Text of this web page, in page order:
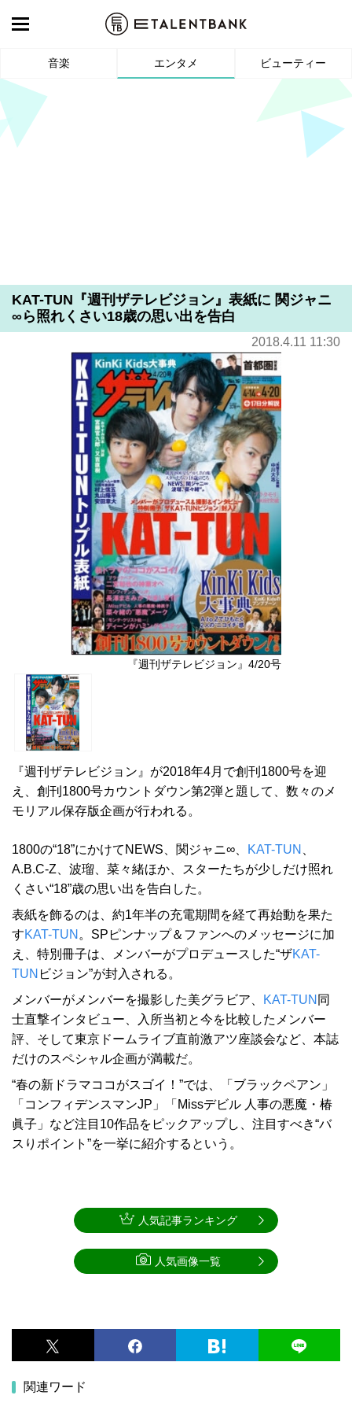
音楽 エンタメ ビューティー
KAT-TUN『週刊ザテレビジョン』表紙に 関ジャニ
∞ら照れくさい18歳の思い出を告白
2018.4.11 11:30
『週刊ザテレビジョン』4/20号
『週刊ザテレビジョン』が2018年4月で創刊1800号を迎
え、創刊1800号カウントダウン第2弾と題して、数々のメ
モリアル保存版企画が行われる。
1800の“18”にかけてNEWS、関ジャニ∞、 KAT-TUN
A.B.C-Z、波瑠、菜々緒ほか、スターたちが少しだけ照れ
くさい“18”歳の思い出を告白した。
表紙を飾るのは、約1年半の充電期間を経て再始動を果た
すKAT-TUN 。SPピンナップ＆ファンへのメッセージに加
え、特別冊子は、メンバーがプロデュースした“ザKAT-
TUN ビジョン”が封入される。
メンバーがメンバーを撮影した美グラビア、
KAT-TUN 同
士直撃インタビュー、入所当初と今を比較したメンバー
評、そして東京ドームライブ直前激アツ座談会など、本誌
だけのスペシャル企画が満載だ。
“春の新ドラマココがスゴイ！”では、「ブラックペアン」
「コンフィデンスマンJP」「Missデビル 人事の悪魔・椿
眞子」など注目10作品をピックアップし、注目すべき“バ
スりポイント”を一挙に紹介するという。
関連ワード
人気記事ランキング
人気画像一覧